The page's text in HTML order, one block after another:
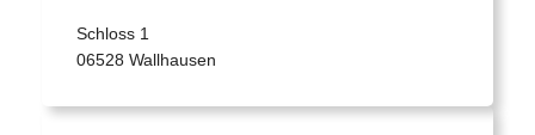
Schloss 1
06528 Wallhausen